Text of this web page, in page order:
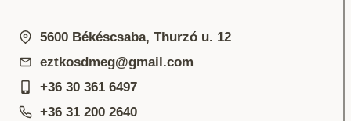
5600 Békéscsaba, Thurzó u. 12
eztkosdmeg@gmail.com
+36 30 361 6497
+36 31 200 2640